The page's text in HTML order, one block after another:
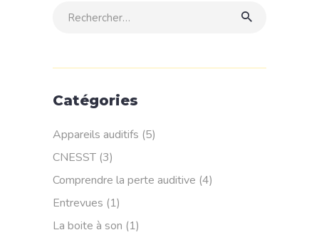
Rechercher:
Catégories
Appareils auditifs (5)
CNESST (3)
Comprendre la perte auditive (4)
Entrevues (1)
La boite à son (1)